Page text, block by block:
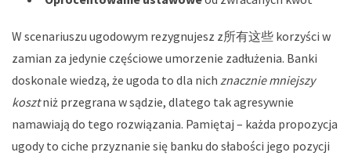
W scenariuszu ugodowym rezygnujesz z所有这些 korzyści w
zamian za jedynie częściowe umorzenie zadłużenia. Banki
doskonale wiedzą, że ugoda to dla nich znacznie mniejszy
kosztniż przegrana w sądzie, dlatego tak agresywnie
namawiają do tego rozwiązania. Pamiętaj – każda propozycja
ugody to ciche przyznanie się banku do słabości jego pozycji